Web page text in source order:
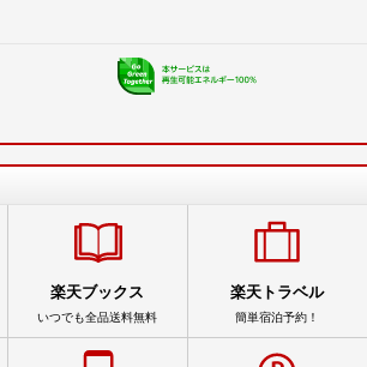
楽天ブックス
いつでも全品送料無料
楽天トラベル
簡単宿泊予約！